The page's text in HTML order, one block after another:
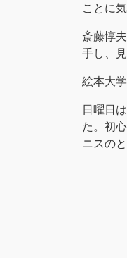
ことに
斎藤惇
手し、
絵本大
日曜日
た。初
ニスの